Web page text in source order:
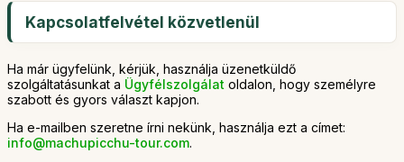
Kapcsolatfelvétel közvetlenül
Ha már ügyfelünk, kérjük, használja üzenetküldő
szolgáltatásunkat a Ügyfélszolgálat oldalon, hogy személyre
szabott és gyors választ kapjon.
Ha e-mailben szeretne írni nekünk, használja ezt a címet:
info@machupicchu-tour.com.